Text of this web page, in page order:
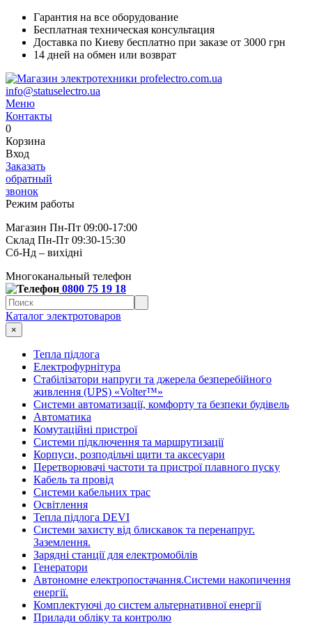
Гарантия на все оборудование
Бесплатная техническая консультация
Доставка по Киеву бесплатно при заказе от 3000 грн
14 дней на обмен или возврат
info@statuselectro.ua
Меню
Контакты
0
Корзина
Вход
Заказать
обратный
звонок
Режим работы
Магазин Пн-Пт 09:00-17:00
Склад Пн-Пт 09:30-15:30
Сб-Нд – вихідні
Многоканальный телефон
0800 75 19 18
Каталог электротоваров
×
Тепла підлога
Електрофурнітура
Cтабілізатори напруги та джерела безперебійного
живлення (UPS) «Volter™»
Системи автоматизації, комфорту та безпеки будівель
Автоматика
Комутаційні пристрої
Системи підключення та маршрутизації
Корпуси, розподільчі щити та аксесуари
Перетворювачі частоти та пристрої плавного пуску
Кабель та провід
Системи кабельних трас
Освітлення
Тепла підлога DEVI
Системи захисту від блискавок та перенапруг.
Заземлення.
Зарядні станції для електромобілів
Генератори
Автономне електропостачання.Системи накопичення
енергії.
Комплектуючі до систем альтернативної енергії
Прилади обліку та контролю